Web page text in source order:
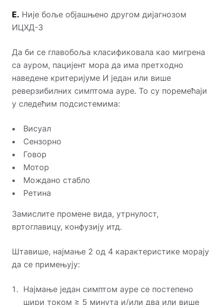
Е. Није боље објашњено другом дијагнозом
ИЦХД-3
Да би се главобоља класификовала као мигрена
са ауром, пацијент мора да има претходно
наведене критеријуме И један или више
реверзибилних симптома ауре. То су поремећаји
у следећим подсистемима:
Висуал
Сензорно
Говор
Мотор
Мождано стабло
Ретина
Замислите промене вида, утрнулост,
вртоглавицу, конфузију итд.
Штавише, најмање 2 од 4 карактеристике морају
да се примењују:
Најмање један симптом ауре се постепено
шири током ≥ 5 минута и/или два или више